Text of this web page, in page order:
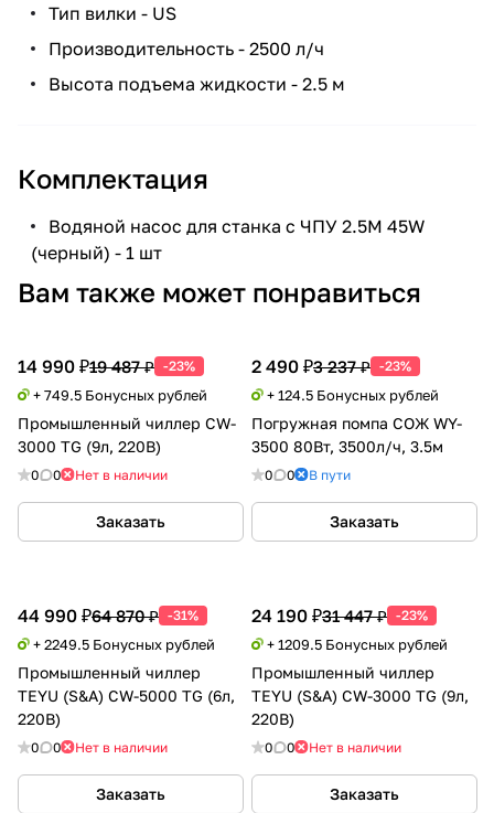
Тип вилки - US
Производительность - 2500 л/ч
Высота подъема жидкости - 2.5 м
Комплектация
Водяной насос для станка с ЧПУ 2.5M 45W
(черный) - 1 шт
Вам также может понравиться
14 990 ₽19 487 ₽ -23%
+ 749.5 Бонусных рублей
Промышленный чиллер CW-
3000 TG (9л, 220В)
0 0 Нет в наличии
Заказать
2 490 ₽3 237 ₽ -23%
+ 124.5 Бонусных рублей
Погружная помпа СОЖ WY-
3500 80Вт, 3500л/ч, 3.5м
0 0 В пути
Заказать
24 190 ₽31 447 ₽ -23%
+ 1209.5 Бонусных рублей
Промышленный чиллер
TEYU (S&A) CW-3000 TG (9л,
220В)
0 0 Нет в наличии
Заказать
44 990 ₽64 870 ₽ -31%
+ 2249.5 Бонусных рублей
Промышленный чиллер
TEYU (S&A) CW-5000 TG (6л,
220В)
0 0 Нет в наличии
Заказать